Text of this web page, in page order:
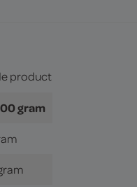
product
gram